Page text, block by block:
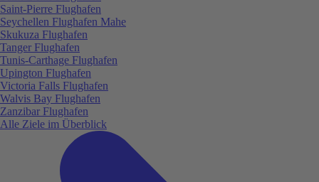
Saint-Pierre Flughafen
Seychellen Flughafen Mahe
Skukuza Flughafen
Tanger Flughafen
Tunis-Carthage Flughafen
Upington Flughafen
Victoria Falls Flughafen
Walvis Bay Flughafen
Zanzibar Flughafen
Alle Ziele im Überblick